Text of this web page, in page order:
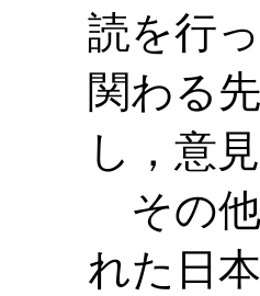
読を行
関わる
し，意
その他
れた日